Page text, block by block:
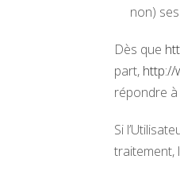
non)
Dès que
part, http://
répondre à
Si
traitement,